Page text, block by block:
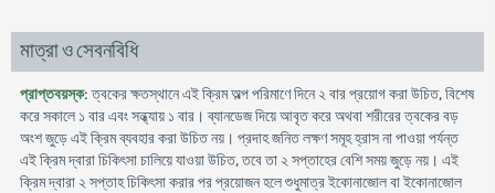
মাত্রা ও সেবনবিধি
প্রাপ্তবয়স্ক: ত্বকের ক্ষতস্থানে এই ক্রিম অল্প পরিমাণে দিনে ২ বার প্রয়োগ করা উচিত, বিশেষ
করে সকালে ১ বার এবং সন্ধ্যায় ১ বার। ব্যানডেজ দিয়ে আবৃত করে অথবা শরীরের ত্বকের বড়
অংশ জুড়ে এই ক্রিম ব্যবহার করা উচিত নয়। প্রদাহ জনিত লক্ষণ সমূহ হ্রাস না পাওয়া পর্যন্ত
এই ক্রিম দ্বারা চিকিৎসা চালিয়ে যাওয়া উচিত, তবে তা ২ সপ্তাহের বেশি সময় জুড়ে নয়। এই
ক্রিম দ্বারা ২ সপ্তাহ চিকিৎসা করার পর প্রয়োজন হলে শুধুমাত্র ইকোনাজোল বা ইকোনাজোল